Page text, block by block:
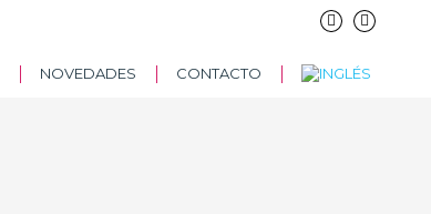
NOVEDADES CONTACTO